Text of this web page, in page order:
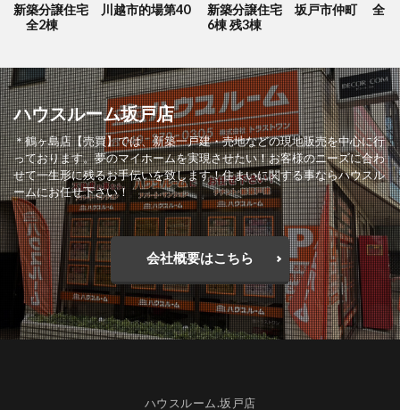
新築分譲住宅 川越市的場第40
全2棟
新築分譲住宅 坂戸市仲町 全
6棟 残3棟
ハウスルーム坂戸店
＊鶴ヶ島店【売買】では、新築一戸建・売地などの現地販売を中心に行
っております。夢のマイホームを実現させたい！お客様のニーズに合わ
せて一生形に残るお手伝いを致します！住まいに関する事ならハウスル
ームにお任せ下さい！
会社概要はこちら
ハウスルーム.坂戸店